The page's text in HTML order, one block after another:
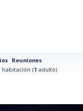
Reuniones
habitación (1 adulto)